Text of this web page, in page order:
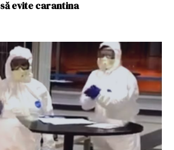
evite carantina